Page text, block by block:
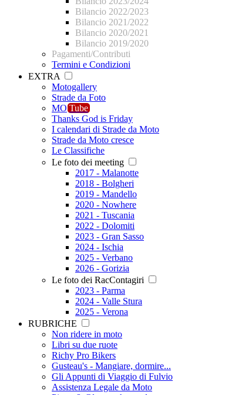
Bilancio 2022/2023
Bilancio 2021/2022
Bilancio 2020/2021
Bilancio 2019/2020
Pagamenti/Contributi
Termini e Condizioni
EXTRA
Motogallery
Strade da Foto
MO Tube
Thanks God is Friday
I calendari di Strade da Moto
Strade da Moto cresce
Le Classifiche
Le foto dei meeting
2017 - Malanotte
2018 - Bolgheri
2019 - Mandello
2020 - Nowhere
2021 - Tuscania
2022 - Dolomiti
2023 - Gran Sasso
2024 - Ischia
2025 - Verbano
2026 - Gorizia
Le foto dei RacContagiri
2023 - Parma
2024 - Valle Stura
2025 - Verona
RUBRICHE
Non ridere in moto
Libri su due ruote
Richy Pro Bikers
Gusteau's - Mangiare, dormire...
Gli Appunti di Viaggio di Fulvio
Assistenza Legale da Moto